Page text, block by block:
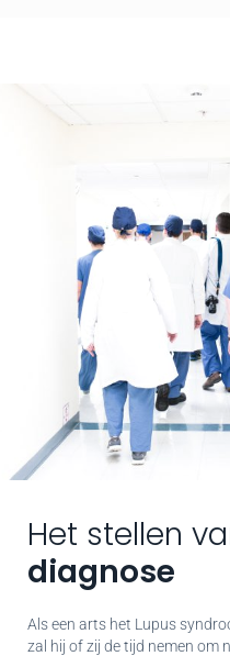
Het stellen
diagnose
Als een arts het Lupus
zal hij of zij de tijd nemen om